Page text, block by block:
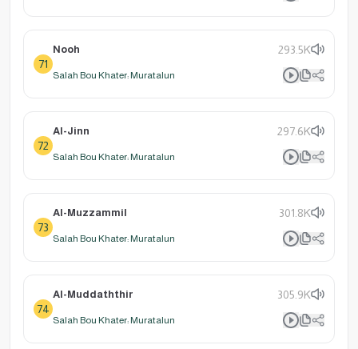
71
Nooh 293.5K
Salah Bou Khater: Muratalun
72
Al-Jinn 297.6K
Salah Bou Khater: Muratalun
73
Al-Muzzammil 301.8K
Salah Bou Khater: Muratalun
74
Al-Muddaththir 305.9K
Salah Bou Khater: Muratalun